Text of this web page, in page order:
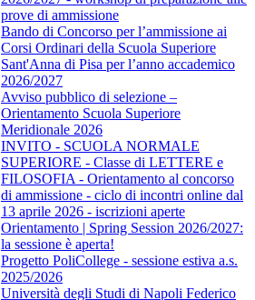
prove di ammissione
Bando di Concorso per l’ammissione ai
Corsi Ordinari della Scuola Superiore
Sant'Anna di Pisa per l’anno accademico
2026/2027
Avviso pubblico di selezione –
Orientamento Scuola Superiore
Meridionale 2026
INVITO - SCUOLA NORMALE
SUPERIORE - Classe di LETTERE e
FILOSOFIA - Orientamento al concorso
di ammissione - ciclo di incontri online dal
13 aprile 2026 - iscrizioni aperte
Orientamento | Spring Session 2026/2027:
la sessione è aperta!
Progetto PoliCollege - sessione estiva a.s.
2025/2026
Università degli Studi di Napoli Federico